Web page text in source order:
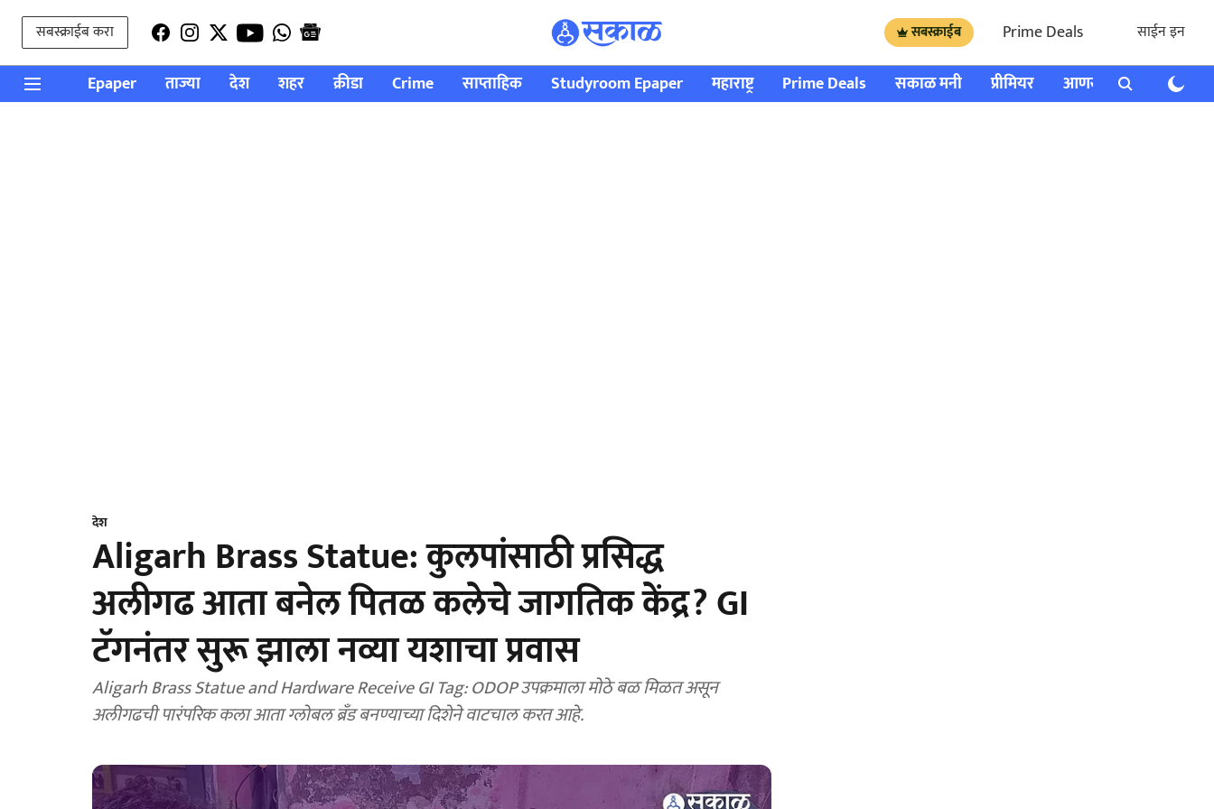
सबस्क्राईब करा सबस्क्राईब Prime Deals साईन इन
Epaper ताज्या देश शहर क्रीडा Crime साप्ताहिक Studyroom Epaper महाराष्ट्र Prime Deals सकाळ मनी प्रीमियर आणखी राशी भविष्य
देश
Aligarh Brass Statue: कुलपांसाठी प्रसिद्ध
अलीगढ आता बनेल पितळ कलेचे जागतिक केंद्र? GI
टॅगनंतर सुरू झाला नव्या यशाचा प्रवास
Aligarh Brass Statue and Hardware Receive GI Tag: ODOP उपक्रमाला मोठे बळ मिळत असून
अलीगढची पारंपरिक कला आता ग्लोबल ब्रँड बनण्याच्या दिशेने वाटचाल करत आहे.